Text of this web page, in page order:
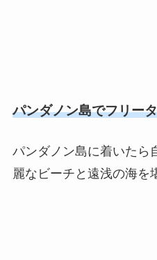
パンダノン島でフリー
パンダノン島に着いたら
麗なビーチと遠浅の海を